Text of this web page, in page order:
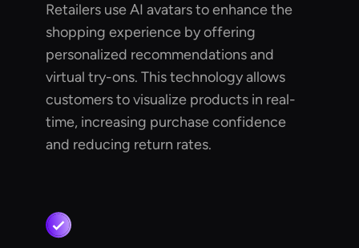
Retailers use AI avatars to enhance the
shopping experience by offering
personalized recommendations and
virtual try-ons. This technology allows
customers to visualize products in real-
time, increasing purchase confidence
and reducing return rates.